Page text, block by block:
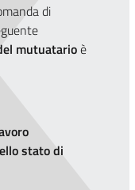
di
mutuatarioè
stato di